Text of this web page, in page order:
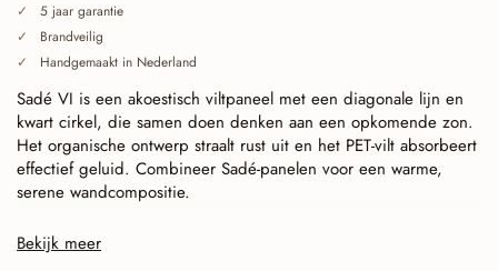
5 jaar garantie
Brandveilig
Handgemaakt in Nederland
Bekijk meer
Sadé VI is een akoestisch viltpaneel met een diagonale lijn en
kwart cirkel, die samen doen denken aan een opkomende zon.
Het organische ontwerp straalt rust uit en het PET-vilt absorbeert
effectief geluid. Combineer Sadé-panelen voor een warme,
serene wandcompositie.
Doorlopend gesneden (baffle cut), naadloos te koppelen.
Elke lijn eindigt exact op de tegelrand. Panelen sluiten daardoor